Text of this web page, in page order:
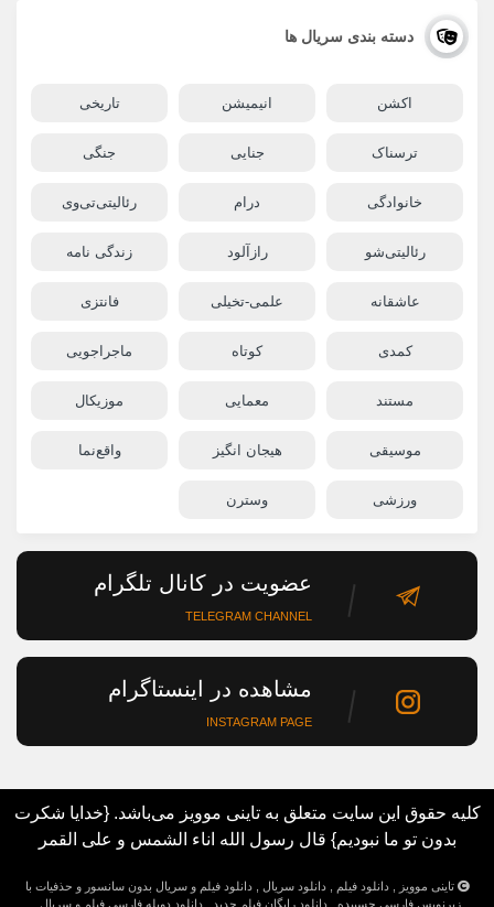
دسته بندی سریال ها
اکشن انیمیشن تاریخی
ترسناک جنایی جنگی
خانوادگی درام رئالیتی‌تی‌وی
رئالیتی‌شو رازآلود زندگی نامه
عاشقانه علمی-تخیلی فانتزی
کمدی کوتاه ماجراجویی
مستند معمایی موزیکال
موسیقی هیجان انگیز واقع‌نما
ورزشی وسترن
عضویت در کانال تلگرام
TELEGRAM CHANNEL
مشاهده در اینستاگرام
INSTAGRAM PAGE
کلیه حقوق این سایت متعلق به تاینی موویز می‌باشد. {خدایا شکرت
بدون تو ما نبودیم} قال رسول الله اناء الشمس و علی القمر
تاینی موویز , دانلود فیلم , دانلود سریال , دانلود فیلم و سریال بدون سانسور و حذفیات با
زیرنویس فارسی چسبیده , دانلود رایگان فیلم جدید , دانلود دوبله فارسی فیلم و سریال ,